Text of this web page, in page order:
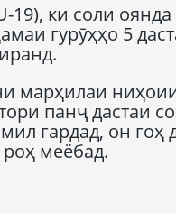
ки соли
гурӯҳҳо 5
марҳилаи
панҷ дастаи
гардад, он гоҳ
меёбад.